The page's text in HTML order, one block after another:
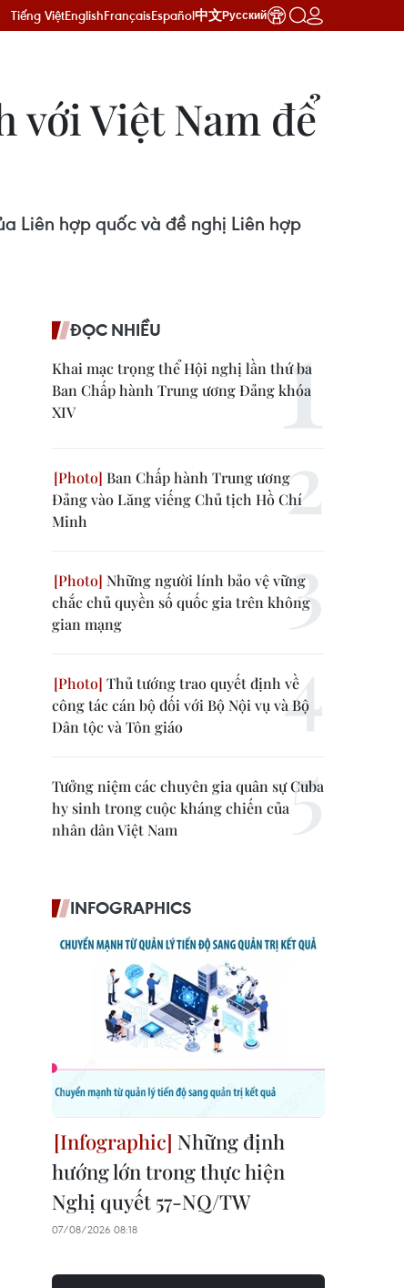
Tiếng ViệtEnglishFrançaisEspañol中文Русский
với Việt Nam để
Liên hợp quốc và đề nghị Liên hợp
ĐỌC NHIỀU
Khai mạc trọng thể Hội nghị lần thứ ba
Ban Chấp hành Trung ương Đảng khóa
XIV
Ban Chấp hành Trung ương
Đảng vào Lăng viếng Chủ tịch Hồ Chí
Minh
Những người lính bảo vệ vững
chắc chủ quyền số quốc gia trên không
gian mạng
Thủ tướng trao quyết định về
công tác cán bộ đối với Bộ Nội vụ và Bộ
Dân tộc và Tôn giáo
Tưởng niệm các chuyên gia quân sự Cuba
hy sinh trong cuộc kháng chiến của
nhân dân Việt Nam
INFOGRAPHICS
Những định
hướng lớn trong thực hiện
Nghị quyết 57-NQ/TW
07/08/2026 08:18